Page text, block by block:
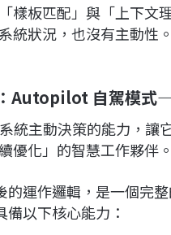
樣板匹配」與「上下文
統狀況，也沒有主動性
Autopilot 自駕模式
統主動決策的能力，
優化」的智慧工作夥伴。
運作邏輯，是一個完
以下核心能力：